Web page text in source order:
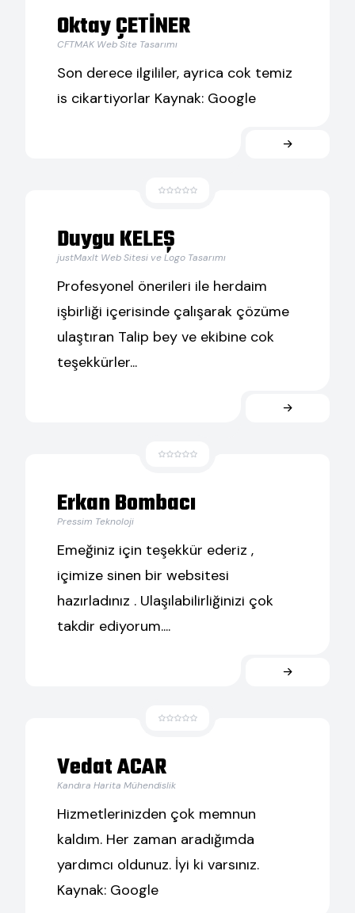
Oktay ÇETİNER
CFTMAK Web Site Tasarımı
Son derece ilgililer, ayrica cok temiz
is cikartiyorlar Kaynak: Google
Duygu KELEŞ
justMaxIt Web Sitesi ve Logo Tasarımı
Profesyonel önerileri ile herdaim
işbirliği içerisinde çalışarak çözüme
ulaştıran Talip bey ve ekibine cok
teşekkürler...
Erkan Bombacı
Pressim Teknoloji
Emeğiniz için teşekkür ederiz ,
içimize sinen bir websitesi
hazırladınız . Ulaşılabilirliğinizi çok
takdir ediyorum....
Vedat ACAR
Kandıra Harita Mühendislik
Hizmetlerinizden çok memnun
kaldım. Her zaman aradığımda
yardımcı oldunuz. İyi ki varsınız.
Kaynak: Google